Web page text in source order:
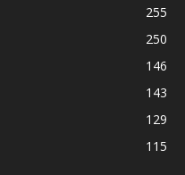
255
250
146
143
129
115